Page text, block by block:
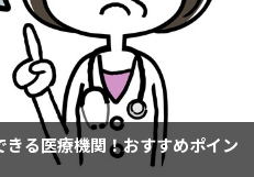
る医療機関！おすすめポイン